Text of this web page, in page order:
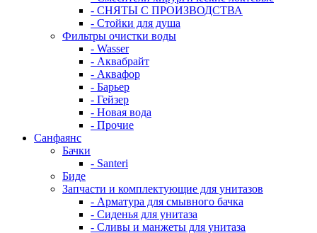
- СНЯТЫ С ПРОИЗВОДСТВА
- Стойки для душа
Фильтры очистки воды
- Wasser
- Аквабрайт
- Аквафор
- Барьер
- Гейзер
- Новая вода
- Прочие
Санфаянс
Бачки
- Santeri
Биде
Запчасти и комплектующие для унитазов
- Арматура для смывного бачка
- Сиденья для унитаза
- Сливы и манжеты для унитаза